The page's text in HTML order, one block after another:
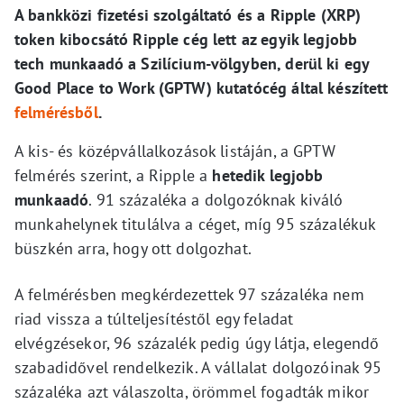
A bankközi fizetési szolgáltató és a Ripple (XRP)
token kibocsátó Ripple cég lett az egyik legjobb
tech munkaadó a Szilícium-völgyben, derül ki egy
Good Place to Work (GPTW) kutatócég által készített
felmérésből.
A kis- és középvállalkozások listáján, a GPTW
felmérés szerint, a Ripple a hetedik legjobb
munkaadó. 91 százaléka a dolgozóknak kiváló
munkahelynek titulálva a céget, míg 95 százalékuk
büszkén arra, hogy ott dolgozhat.
A felmérésben megkérdezettek 97 százaléka nem
riad vissza a túlteljesítéstől egy feladat
elvégzésekor, 96 százalék pedig úgy látja, elegendő
szabadidővel rendelkezik. A vállalat dolgozóinak 95
százaléka azt válaszolta, örömmel fogadták mikor